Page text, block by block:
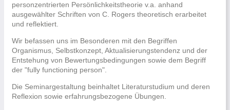
personzentrierten Persönlichkeitstheorie v.a. anhand
ausgewählter Schriften von C. Rogers theoretisch erarbeitet
und reflektiert.
Wir befassen uns im Besonderen mit den Begriffen
Organismus, Selbstkonzept, Aktualisierungstendenz und der
Entstehung von Bewertungsbedingungen sowie dem Begriff
der "fully functioning person".
Die Seminargestaltung beinhaltet Literaturstudium und deren
Reflexion sowie erfahrungsbezogene Übungen.